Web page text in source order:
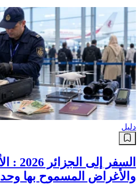
دليل
السفر إلى
والأغراض المسموح بها